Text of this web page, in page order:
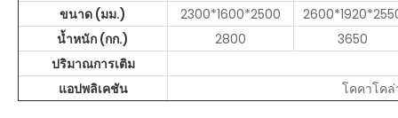
ขนาด (มม.)
2300*1600*2500
น้ำหนัก (กก.)
2800
3650
ปริมาณการเติม
แอปพลิเคชัน
โคคาโคล่